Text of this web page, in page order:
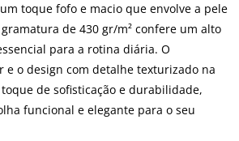
toque fofo e macio que envolve a pele
de 430 gr/m² confere um alto
para a rotina diária. O
e o design com detalhe texturizado na
de sofisticação e durabilidade,
funcional e elegante para o seu